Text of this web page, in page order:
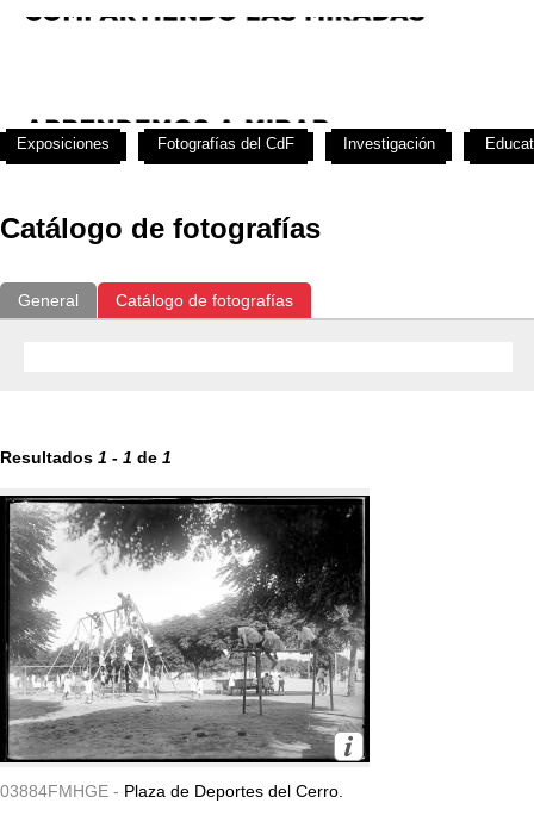
Catálogo de fotografías
General Catálogo de fotografías
Resultados 1 - 1 de 1
03884FMHGE - Plaza de Deportes del Cerro.
Exposiciones Fotografías del CdF Investigación